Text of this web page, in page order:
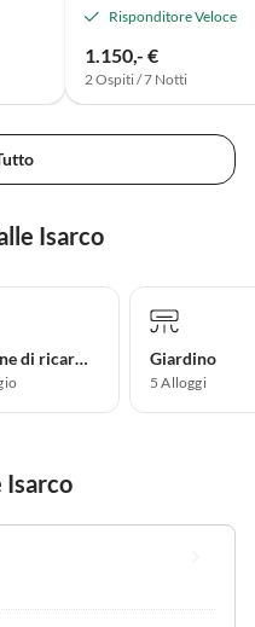
Risponditore Veloce
1.150,- €
2 Ospiti / 7 Notti
Isarco
Stazione di ricarica per auto elettriche Giardino
5 Alloggi
Isarco